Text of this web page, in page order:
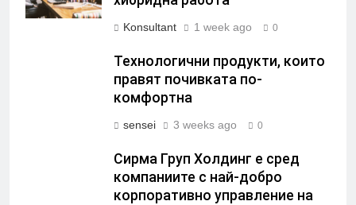
Konsultant 1 week ago 0
Технологични продукти, които
правят почивката по-
комфортна
sensei 3 weeks ago 0
Сирма Груп Холдинг е сред
компаниите с най-добро
корпоративно управление на